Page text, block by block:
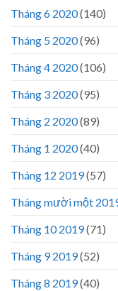
Tháng 6 2020(140)
Tháng 5 2020(96)
Tháng 4 2020(106)
Tháng 3 2020(95)
Tháng 2 2020(89)
Tháng 1 2020(40)
Tháng 12 2019(57)
Tháng mười một
Tháng 10 2019(71)
Tháng 9 2019(52)
Tháng 8 2019(40)